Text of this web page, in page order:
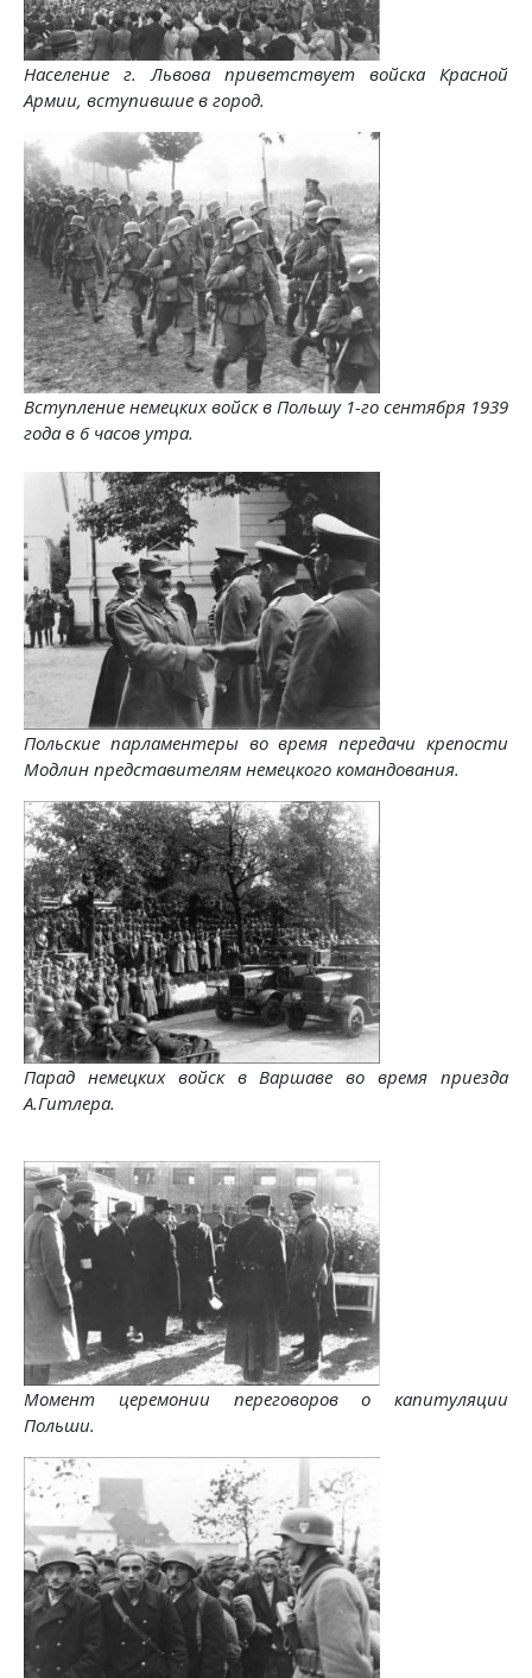
Население г. Львова приветствует войска Красной
Армии, вступившие в город.
Вступление немецких войск в Польшу 1-го сентября 1939
года в 6 часов утра.
Польские парламентеры во время передачи крепости
Модлин представителям немецкого командования.
Парад немецких войск в Варшаве во время приезда
А.Гитлера.
Момент церемонии переговоров о капитуляции
Польши.